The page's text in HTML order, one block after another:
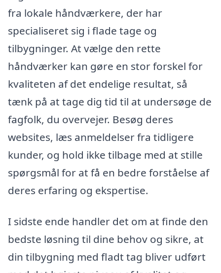
fra lokale håndværkere, der har
specialiseret sig i flade tage og
tilbygninger. At vælge den rette
håndværker kan gøre en stor forskel for
kvaliteten af det endelige resultat, så
tænk på at tage dig tid til at undersøge de
fagfolk, du overvejer. Besøg deres
websites, læs anmeldelser fra tidligere
kunder, og hold ikke tilbage med at stille
spørgsmål for at få en bedre forståelse af
deres erfaring og ekspertise.
I sidste ende handler det om at finde den
bedste løsning til dine behov og sikre, at
din tilbygning med fladt tag bliver udført